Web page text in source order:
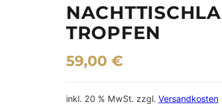
TROPFEN
59,00 €
inkl. 20 % MwSt. zzgl. Versandkosten